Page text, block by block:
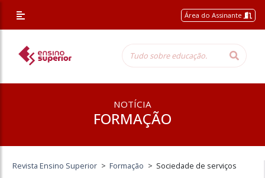
Área do Assinante
NOTÍCIA
FORMAÇÃO
Revista Ensino Superior > Formação > Sociedade de serviços